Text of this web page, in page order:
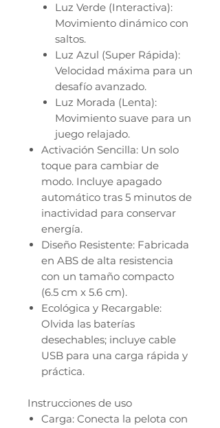
Luz Verde (Interactiva):
Movimiento dinámico con
saltos.
Luz Azul (Super Rápida):
Velocidad máxima para un
desafío avanzado.
Luz Morada (Lenta):
Movimiento suave para un
juego relajado.
Activación Sencilla: Un solo
toque para cambiar de
modo. Incluye apagado
automático tras 5 minutos de
inactividad para conservar
energía.
Diseño Resistente: Fabricada
en ABS de alta resistencia
con un tamaño compacto
(6.5 cm x 5.6 cm).
Ecológica y Recargable:
Olvida las baterías
desechables; incluye cable
USB para una carga rápida y
práctica.
Instrucciones de uso
Carga: Conecta la pelota con